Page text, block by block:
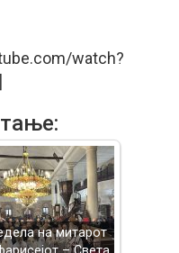
watch?
на митарот